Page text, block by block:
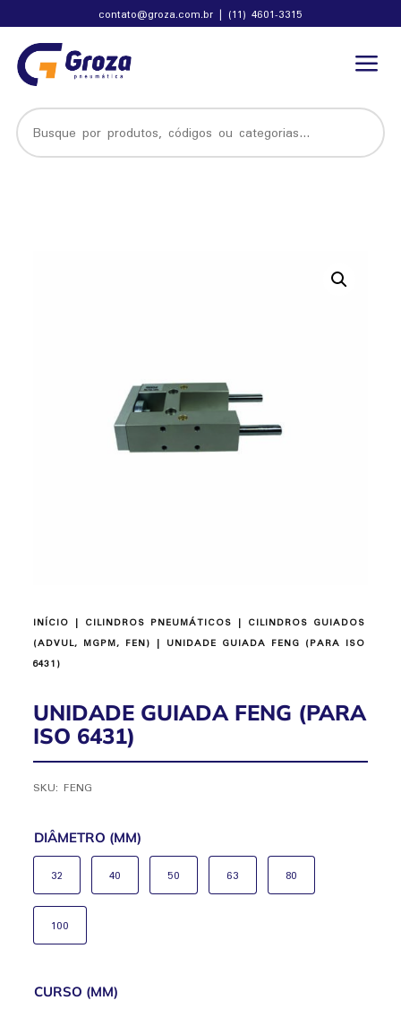
contato@groza.com.br | (11) 4601-3315
a
INÍCIO | CILINDROS PNEUMÁTICOS | CILINDROS GUIADOS
(ADVUL, MGPM, FEN) | UNIDADE GUIADA FENG (PARA ISO
6431)
UNIDADE GUIADA FENG (PARA
ISO 6431)
SKU:FENG
DIÂMETRO (MM)
32 40 50 63 80
100
CURSO (MM)